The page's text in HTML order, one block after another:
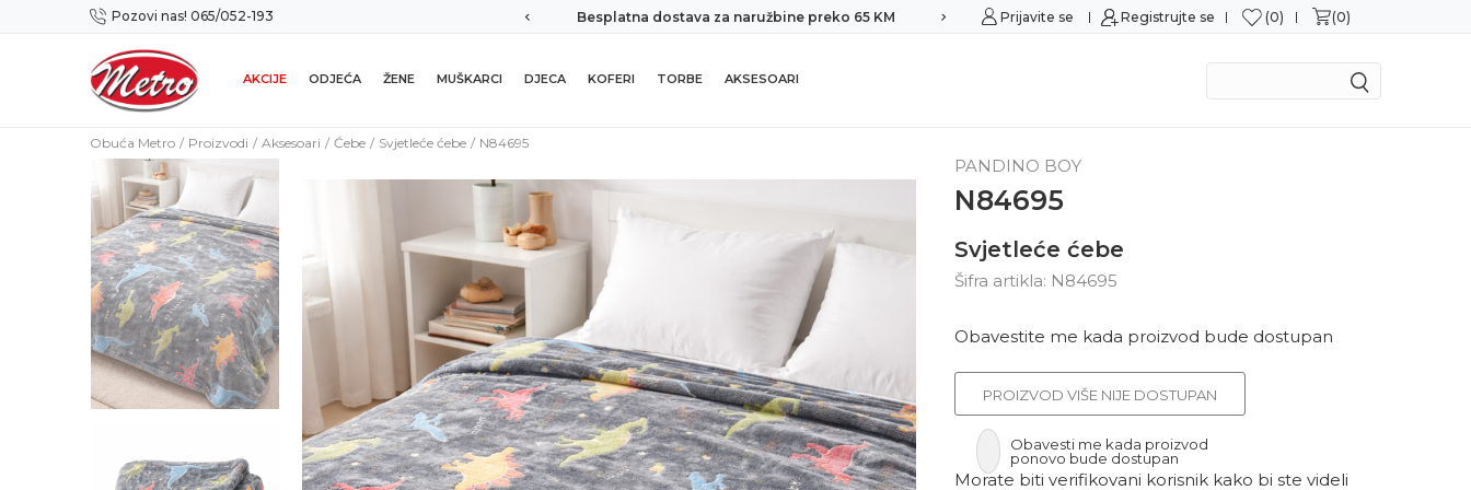
Pozovi nas! 065/052-193
Preuzmi NOVU Metro mobilnu aplikaciju! Besplatna dostava za naružbine preko 65 KM Sigurna kupovina
Prijavite se Registrujte se 0 0
AKCIJE ODJEĆA ŽENE MUŠKARCI DJECA KOFERI TORBE AKSESOARI
Obuća Metro Proizvodi Aksesoari Ćebe Svjetleće ćebe N84695
PANDINO BOY
N84695
Svjetleće ćebe
Šifra artikla: N84695
Obavestite me kada proizvod bude dostupan
PROIZVOD VIŠE NIJE DOSTUPAN
Obavesti me kada proizvod
ponovo bude dostupan
Morate biti verifikovani korisnik kako bi ste videli